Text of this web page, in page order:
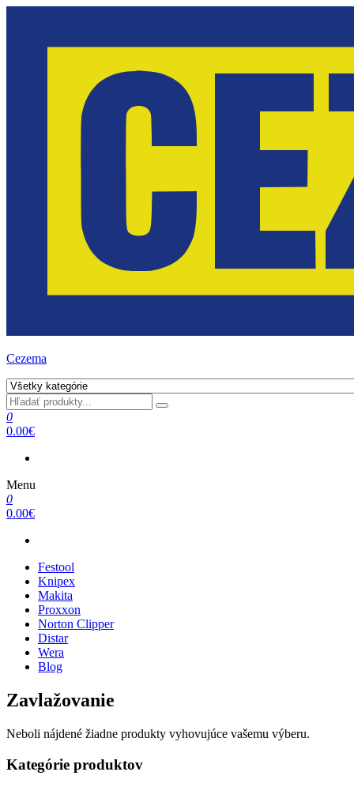
Cezema
0
0.00€
Menu
0
0.00€
Festool
Knipex
Makita
Proxxon
Norton Clipper
Distar
Wera
Blog
Zavlažovanie
Neboli nájdené žiadne produkty vyhovujúce vašemu výberu.
Kategórie produktov